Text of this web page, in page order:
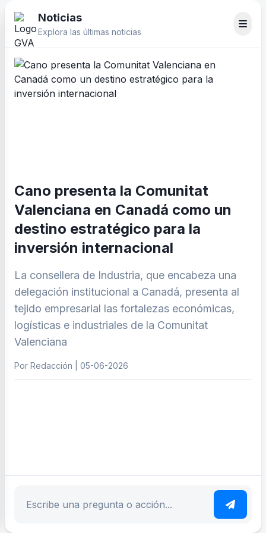
Noticias
Explora las últimas noticias
Cano presenta la Comunitat
Valenciana en Canadá como un
destino estratégico para la
inversión internacional
La consellera de Industria, que encabeza una
delegación institucional a Canadá, presenta al
tejido empresarial las fortalezas económicas,
logísticas e industriales de la Comunitat
Valenciana
Por Redacción | 05-06-2026
Escribe tu pregunta